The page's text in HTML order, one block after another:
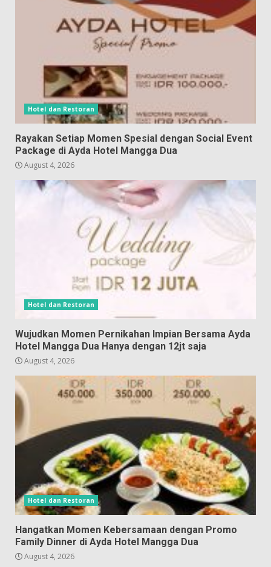
Hotel dan Restoran
Rayakan Setiap Momen Spesial dengan Social Event
Package di Ayda Hotel Mangga Dua
August 4, 2026
Hotel dan Restoran
Wujudkan Momen Pernikahan Impian Bersama Ayda
Hotel Mangga Dua Hanya dengan 12jt saja
August 4, 2026
Hotel dan Restoran
Hangatkan Momen Kebersamaan dengan Promo
Family Dinner di Ayda Hotel Mangga Dua
August 4, 2026